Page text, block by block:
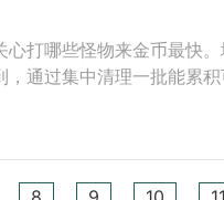
打哪些怪物来金币最快
通过集中清理一批能累